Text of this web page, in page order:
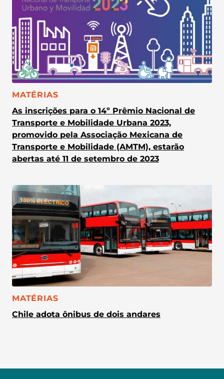
CATEGORIA:
MATÉRIAS
As inscrições para o 14º Prêmio Nacional de
Transporte e Mobilidade Urbana 2023,
promovido pela Associação Mexicana de
Transporte e Mobilidade (AMTM), estarão
abertas até 11 de setembro de 2023
CATEGORIA:
MATÉRIAS
Chile adota ônibus de dois andares